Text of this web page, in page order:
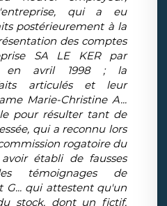
qui a eu
postérieurement à la
des comptes
SA LE KER par
en avril 1998 ; la
articulés et leur
Marie-Christine A...
pour résulter tant de
qui a reconnu lors
rogatoire du
établi de fausses
témoignages de
G... qui attestent qu'un
stock, dont un fictif,